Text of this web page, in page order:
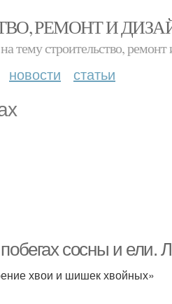
РЕМОНТ И
тему строительство, ремонт
новости статьи
сосны и ели.
хвои и шишек хвойных»